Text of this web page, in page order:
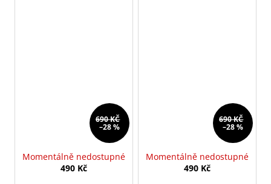
690 KČ
–28 %
Momentálně nedostupné
490 Kč
690 KČ
–28 %
Momentálně nedostupné
490 Kč